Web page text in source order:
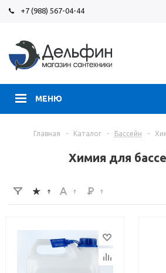
+7 (988) 567-04-44
МЕНЮ
Главная - Каталог - Бассейн -
Химия для